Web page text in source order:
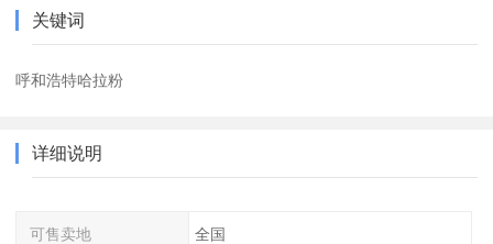
关键词
呼和浩特哈拉粉
详细说明
可售卖地 全国